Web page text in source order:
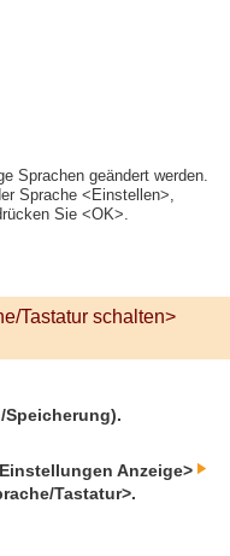
Sprachen geändert werden.
Sprache <Einstellen>,
Sie <OK>.
Tastatur schalten>
Anzeige>
Tastatur>.